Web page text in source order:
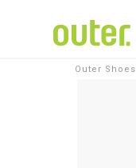
Outer Shoes